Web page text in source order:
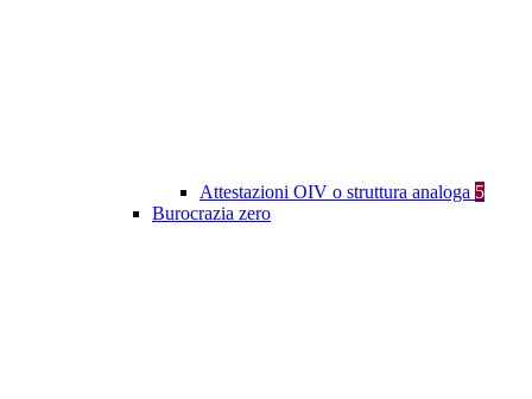
Attestazioni OIV o struttura analoga 5
Burocrazia zero